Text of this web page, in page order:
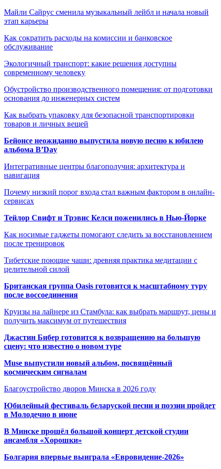
Майли Сайрус сменила музыкальный лейбл и начала новый
этап карьеры
Как сократить расходы на комиссии и банковское
обслуживание
Экологичный транспорт: какие решения доступны
современному человеку
Обустройство производственного помещения: от подготовки
основания до инженерных систем
Как выбрать упаковку для безопасной транспортировки
товаров и личных вещей
Бейонсе неожиданно выпустила новую песню к юбилею
альбома B’Day
Интегративные центры благополучия: архитектура и
навигация
Почему низкий порог входа стал важным фактором в онлайн-
сервисах
Тейлор Свифт и Трэвис Келси поженились в Нью-Йорке
Как носимые гаджеты помогают следить за восстановлением
после тренировок
Тибетские поющие чаши: древняя практика медитации с
целительной силой
Британская группа Oasis готовится к масштабному туру
после воссоединения
Круизы на лайнере из Стамбула: как выбрать маршрут, цены и
получить максимум от путешествия
Джастин Бибер готовится к возвращению на большую
сцену: что известно о новом туре
Muse выпустили новый альбом, посвящённый
космическим сигналам
Благоустройство дворов Минска в 2026 году
Юбилейный фестиваль беларуской песни и поэзии пройдет
в Молодечно в июне
В Минске прошёл большой концерт детской студии
ансамбля «Хорошки»
Болгария впервые выиграла «Евровидение-2026»